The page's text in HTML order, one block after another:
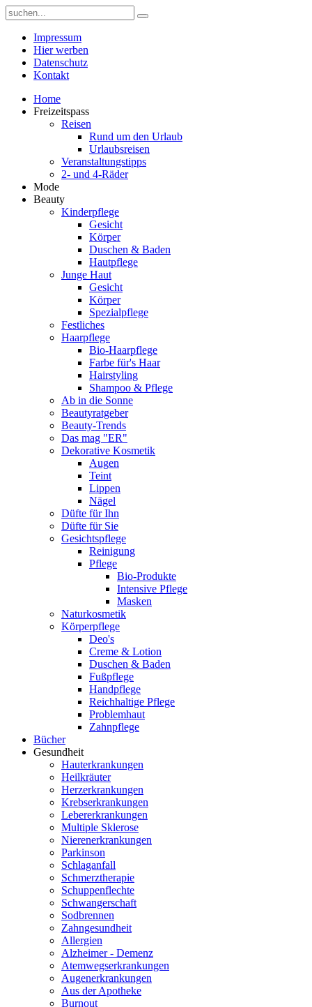
Impressum
Hier werben
Datenschutz
Kontakt
Home
Freizeitspass
Reisen
Rund um den Urlaub
Urlaubsreisen
Veranstaltungstipps
2- und 4-Räder
Mode
Beauty
Kinderpflege
Gesicht
Körper
Duschen & Baden
Hautpflege
Junge Haut
Gesicht
Körper
Spezialpflege
Festliches
Haarpflege
Bio-Haarpflege
Farbe für's Haar
Hairstyling
Shampoo & Pflege
Ab in die Sonne
Beautyratgeber
Beauty-Trends
Das mag "ER"
Dekorative Kosmetik
Augen
Teint
Lippen
Nägel
Düfte für Ihn
Düfte für Sie
Gesichtspflege
Reinigung
Pflege
Bio-Produkte
Intensive Pflege
Masken
Naturkosmetik
Körperpflege
Deo's
Creme & Lotion
Duschen & Baden
Fußpflege
Handpflege
Reichhaltige Pflege
Problemhaut
Zahnpflege
Bücher
Gesundheit
Hauterkrankungen
Heilkräuter
Herzerkrankungen
Krebserkrankungen
Lebererkrankungen
Multiple Sklerose
Nierenerkrankungen
Parkinson
Schlaganfall
Schmerztherapie
Schuppenflechte
Schwangerschaft
Sodbrennen
Zahngesundheit
Allergien
Alzheimer - Demenz
Atemwegserkrankungen
Augenerkrankungen
Aus der Apotheke
Burnout